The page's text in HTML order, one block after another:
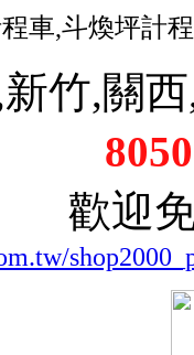
車,斗煥坪計
竹,關
歡迎